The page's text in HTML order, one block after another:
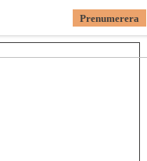
Prenumerera